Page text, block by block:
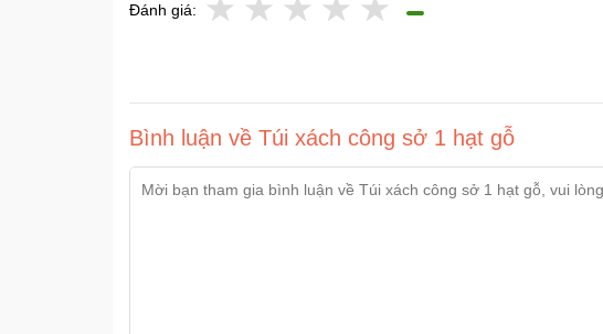
Đánh giá:
Bình luận về Túi xách công sở 1 hạt gỗ